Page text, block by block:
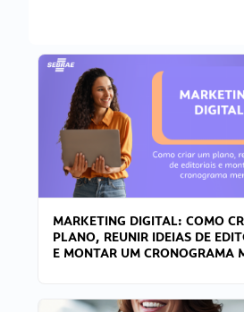
MARKETING DIGITAL: COMO
PLANO, REUNIR IDEIAS DE
E MONTAR UM CRONOGRAMA